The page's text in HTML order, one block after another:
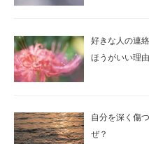
好きな人の連
ほうがいい理由
自分を深く傷
ぜ？